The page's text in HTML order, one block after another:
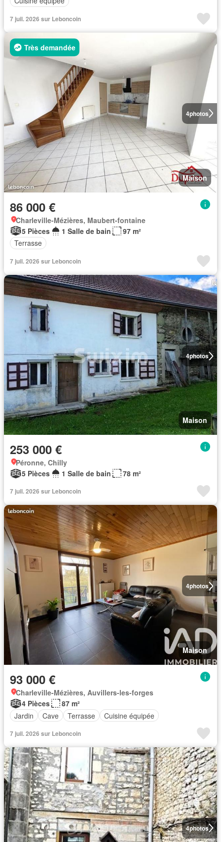
7 juil. 2026 sur Leboncoin
4photos
Très demandée
Maison
86 000 €
Charleville-Mézières, Maubert-fontaine
5 Pièces
1 Salle de bain
97 m²
Terrasse
7 juil. 2026 sur Leboncoin
4photos
Maison
253 000 €
Péronne, Chilly
5 Pièces
1 Salle de bain 78 m²
7 juil. 2026 sur Leboncoin
4photos
Maison
93 000 €
Charleville-Mézières, Auvillers-les-forges
4 Pièces
87 m²
Jardin
Cave Terrasse Cuisine équipée
7 juil. 2026 sur Leboncoin
4photos